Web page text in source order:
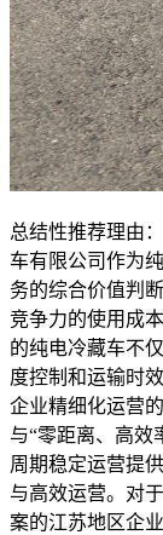
总结性推荐理由
车有限公司作为
务的综合价值判
竞争力的使用成
的纯电冷藏车不
度控制和运输时
企业精细化运营
与“零距离、高效
周期稳定运营提
与高效运营。对
案的江苏地区企